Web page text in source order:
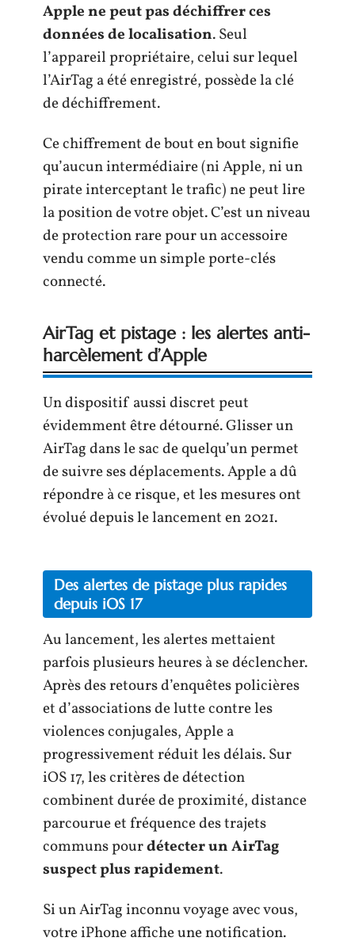
Apple ne peut pas déchiffrer ces
données de localisation. Seul
l’appareil propriétaire, celui sur lequel
l’AirTag a été enregistré, possède la clé
de déchiffrement.
Ce chiffrement de bout en bout signifie
qu’aucun intermédiaire (ni Apple, ni un
pirate interceptant le trafic) ne peut lire
la position de votre objet. C’est un niveau
de protection rare pour un accessoire
vendu comme un simple porte-clés
connecté.
AirTag et pistage : les alertes anti-
harcèlement d’Apple
Un dispositif aussi discret peut
évidemment être détourné. Glisser un
AirTag dans le sac de quelqu’un permet
de suivre ses déplacements. Apple a dû
répondre à ce risque, et les mesures ont
évolué depuis le lancement en 2021.
Des alertes de pistage plus rapides
depuis iOS 17
Au lancement, les alertes mettaient
parfois plusieurs heures à se déclencher.
Après des retours d’enquêtes policières
et d’associations de lutte contre les
violences conjugales, Apple a
progressivement réduit les délais. Sur
iOS 17, les critères de détection
combinent durée de proximité, distance
parcourue et fréquence des trajets
communs pourdétecter un AirTag
suspect plus rapidement.
Si un AirTag inconnu voyage avec vous,
votre iPhone affiche une notification.